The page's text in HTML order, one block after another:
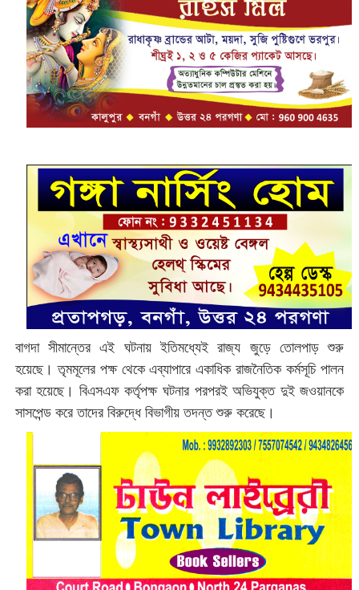
বাগদা সীমান্তের এই ঘটনায় ইতিমধ্যেই রাজ্য জুড়ে তোলপাড় শুরু
হয়েছে। তৃমমূলের পক্ষ থেকে এব্যাপারে একাধিক রাজনৈতিক কর্মসূচি পালন
করা হয়েছে। বিএসএফ কর্তৃপক্ষ ঘটনার পরপরই অভিযুক্ত দুই জওয়ানকে
সাসপেন্ড করে তাদের বিরুদ্ধে বিভাগীয় তদন্ত শুরু করেছে।